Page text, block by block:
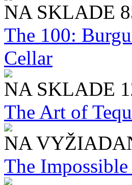
NA SKLADE
The 100:
Cellar
NA SKLADE
The Art of
NA
The